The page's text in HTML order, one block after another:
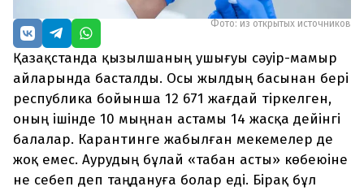
Фото: из открытых источников
Қазақстанда қызылшаның ушығуы сәуір-мамыр
айларында басталды. Осы жылдың басынан бері
республика бойынша 12 671 жағдай тіркелген,
оның ішінде 10 мыңнан астамы 14 жасқа дейінгі
балалар. Карантинге жабылған мекемелер де
жоқ емес. Аурудың бұлай «табан асты» көбеюіне
не себеп деп таңдануға болар еді. Бірақ бұл